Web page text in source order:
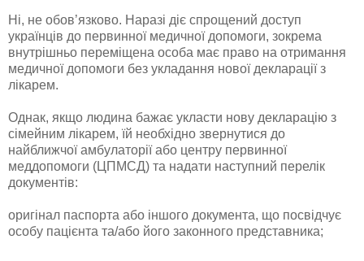
Ні, не обов’язково. Наразі діє спрощений доступ
українців до первинної медичної допомоги, зокрема
внутрішньо переміщена особа має право на отримання
медичної допомоги без укладання нової декларації з
лікарем.
Однак, якщо людина бажає укласти нову декларацію з
сімейним лікарем, їй необхідно звернутися до
найближчої амбулаторії або центру первинної
меддопомоги (ЦПМСД) та надати наступний перелік
документів:
оригінал паспорта або іншого документа, що посвідчує
особу пацієнта та/або його законного представника;